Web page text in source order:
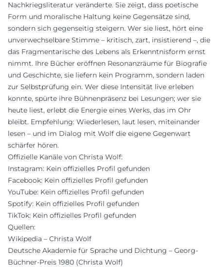
Nachkriegsliteratur veränderte. Sie zeigt, dass poetische
Form und moralische Haltung keine Gegensätze sind,
sondern sich gegenseitig steigern. Wer sie liest, hört eine
unverwechselbare Stimme – kritisch, zart, insistierend –, die
das Fragmentarische des Lebens als Erkenntnisform ernst
nimmt. Ihre Bücher eröffnen Resonanzräume für Biografie
und Geschichte, sie liefern kein Programm, sondern laden
zur Selbstprüfung ein. Wer diese Intensität live erleben
konnte, spürte ihre Bühnenpräsenz bei Lesungen; wer sie
heute liest, erlebt die Energie eines Werks, das im Ohr
bleibt. Empfehlung: Wiederlesen, laut lesen, miteinander
lesen – und im Dialog mit Wolf die eigene Gegenwart
schärfer hören.
Offizielle Kanäle von Christa Wolf:
Instagram: Kein offizielles Profil gefunden
Facebook: Kein offizielles Profil gefunden
YouTube: Kein offizielles Profil gefunden
Spotify: Kein offizielles Profil gefunden
TikTok: Kein offizielles Profil gefunden
Quellen:
Wikipedia – Christa Wolf
Deutsche Akademie für Sprache und Dichtung – Georg-
Büchner-Preis 1980 (Christa Wolf)